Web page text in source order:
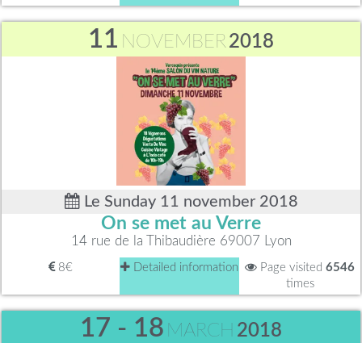
11 NOVEMBER2018
Le Sunday 11 november 2018
On se met au Verre
14 rue de la Thibaudière 69007 Lyon
8€ Detailed information Page visited 6546
times
17 - 18 MARCH 2018